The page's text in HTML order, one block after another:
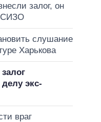
залог, он
СИЗО
слушание
Харькова
экс-
враг